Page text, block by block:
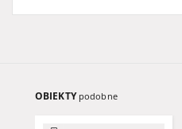
OBIEKTY podobne